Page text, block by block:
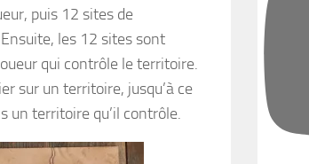
puis 12 sites de
les 12 sites sont
qui contrôle le territoire.
sur un territoire, jusqu’à ce
un territoire qu’il contrôle.